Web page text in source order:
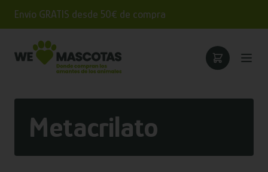
Envío GRATIS desde 50€ de compra
Metacrilato